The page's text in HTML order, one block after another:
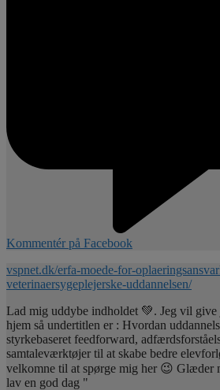
Kommentér på Facebook
vspnet.dk/erfa-moede-for-
veterinaersygeplejerske-uddannelsen/
Lad mig uddybe indholdet 💚. Jeg vil
hjem så undertitlen er : Hvordan
styrkebaseret feedforward,
samtaleværktøjer til at skabe bedre
velkomne til at spørge mig her 😉 Glæder
lav en god dag "